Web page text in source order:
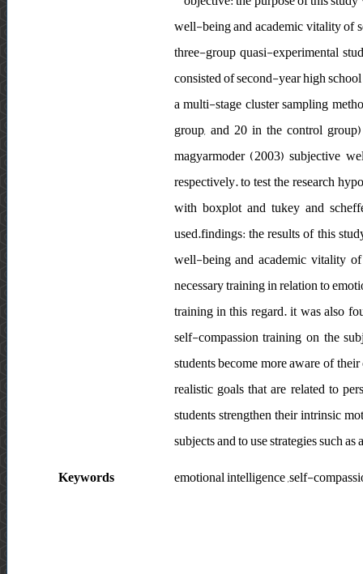
well-being and academic vitality of
three-group quasi-experimental
consisted of second-year high
a multi-stage cluster sampling
group, and 20 in the control
magyarmoder (2003) subjective
respectively. to test the research
with boxplot and tukey and
used.findings: the results of this
well-being and academic vitality
necessary training in relation to
training in this regard. it was also
self-compassion training on the
students become more aware of
realistic goals that are related to
students strengthen their intrinsic
subjects and to use strategies such
Keywords
emotional intelligence ,self-